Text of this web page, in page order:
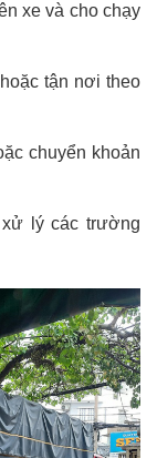
xe và cho chạy
tận nơi theo
chuyển khoản
lý các trường